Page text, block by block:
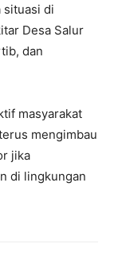
situasi di
Desa Salur
dan
masyarakat
mengimbau
jika
di lingkungan